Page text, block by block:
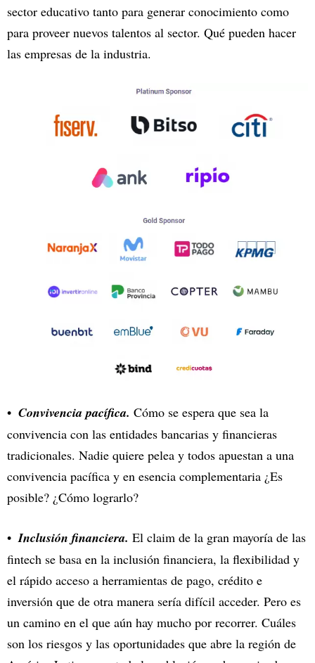
sector educativo tanto para generar conocimiento como
para proveer nuevos talentos al sector. Qué pueden hacer
las empresas de la industria.
Convivencia pacífica. Cómo se espera que sea la
convivencia con las entidades bancarias y financieras
tradicionales. Nadie quiere pelea y todos apuestan a una
convivencia pacífica y en esencia complementaria ¿Es
posible? ¿Cómo lograrlo?
Inclusión financiera. El claim de la gran mayoría de las
fintech se basa en la inclusión financiera, la flexibilidad y
el rápido acceso a herramientas de pago, crédito e
inversión que de otra manera sería difícil acceder. Pero es
un camino en el que aún hay mucho por recorrer. Cuáles
son los riesgos y las oportunidades que abre la región de